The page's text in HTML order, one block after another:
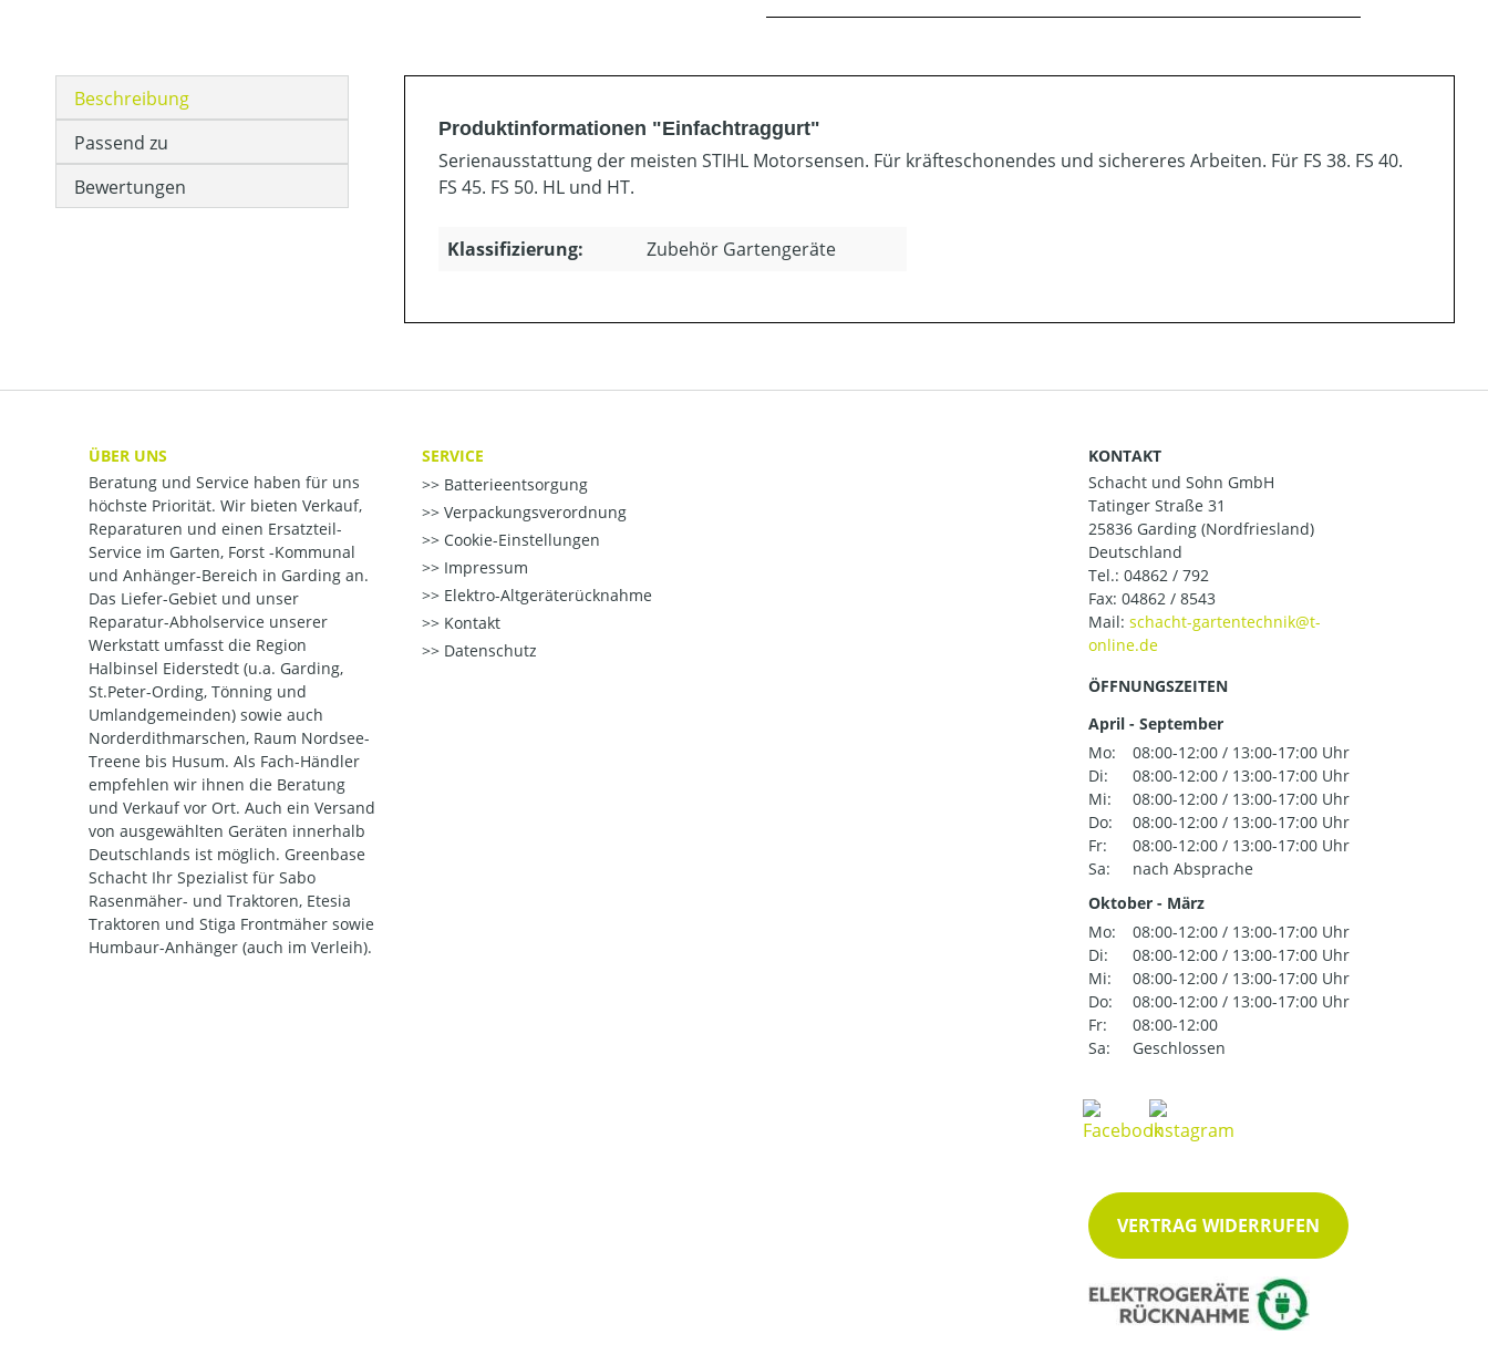
Beschreibung
Passend zu
Bewertungen
Produktinformationen "Einfachtraggurt"
Serienausstattung der meisten STIHL Motorsensen. Für kräfteschonendes und sichereres Arbeiten. Für FS 38. FS 40.
FS 45. FS 50. HL und HT.
Klassifizierung: Zubehör Gartengeräte
ÜBER UNS
Beratung und Service haben für uns
höchste Priorität. Wir bieten Verkauf,
Reparaturen und einen Ersatzteil-
Service im Garten, Forst -Kommunal
und Anhänger-Bereich in Garding an.
Das Liefer-Gebiet und unser
Reparatur-Abholservice unserer
Werkstatt umfasst die Region
Halbinsel Eiderstedt (u.a. Garding,
St.Peter-Ording, Tönning und
Umlandgemeinden) sowie auch
Norderdithmarschen, Raum Nordsee-
Treene bis Husum. Als Fach-Händler
empfehlen wir ihnen die Beratung
und Verkauf vor Ort. Auch ein Versand
von ausgewählten Geräten innerhalb
Deutschlands ist möglich. Greenbase
Schacht Ihr Spezialist für Sabo
Rasenmäher- und Traktoren, Etesia
Traktoren und Stiga Frontmäher sowie
Humbaur-Anhänger (auch im Verleih).
SERVICE
Batterieentsorgung
Verpackungsverordnung
Cookie-Einstellungen
Impressum
Elektro-Altgeräterücknahme
Kontakt
Datenschutz
KONTAKT
Schacht und Sohn GmbH
Tatinger Straße 31
25836 Garding (Nordfriesland)
Deutschland
Tel.: 04862 / 792
Fax: 04862 / 8543
Mail:
ÖFFNUNGSZEITEN
April - September
Mo:
08:00-12:00 / 13:00-17:00 Uhr
Di:
08:00-12:00 / 13:00-17:00 Uhr
Mi:
08:00-12:00 / 13:00-17:00 Uhr
Do:
08:00-12:00 / 13:00-17:00 Uhr
Fr:
08:00-12:00 / 13:00-17:00 Uhr
Sa:
nach Absprache
Oktober - März
Mo:
08:00-12:00 / 13:00-17:00 Uhr
Di:
08:00-12:00 / 13:00-17:00 Uhr
Mi:
08:00-12:00 / 13:00-17:00 Uhr
Do:
08:00-12:00 / 13:00-17:00 Uhr
Fr:
08:00-12:00
Sa:
Geschlossen
VERTRAG WIDERRUFEN